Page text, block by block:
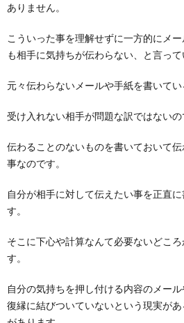
ありません。
こういった事を理解せずに一方的にメ
も相手に気持ちが伝わらない、と言って
元々伝わらないメールや手紙を書いてい
受け入れない相手が問題な訳ではないの
伝わることのないものを書いておいて
事なのです。
自分が相手に対して伝えたい事を正直
す。
そこに下心や計算なんて必要ないどこ
す。
自分の気持ちを押し付ける内容のメー
復縁に結びついていないという現実が